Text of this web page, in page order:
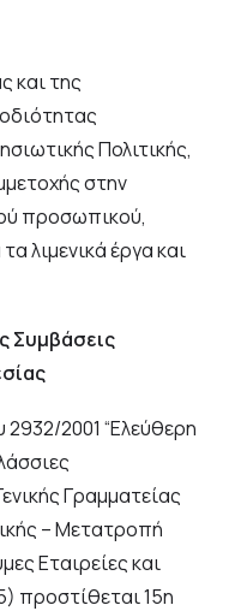
και της
Πολιτικής,
στην
προσωπικού,
λιμενικά έργα και
Συμβάσεις
2001 “Ελεύθερη
Γραμματείας
– Μετατροπή
Εταιρείες και
προστίθεται 15η